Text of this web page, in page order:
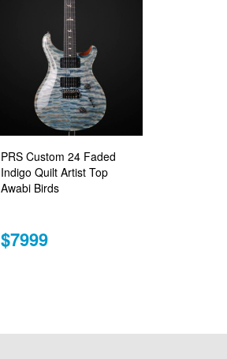
PRS Custom 24 Faded
Indigo Quilt Artist Top
Awabi Birds
$7999